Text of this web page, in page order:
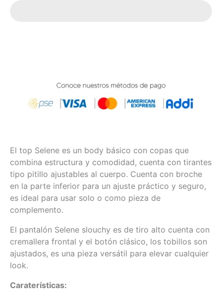
El top Selene es un body básico con copas que
combina estructura y comodidad, cuenta con tirantes
tipo pitillo ajustables al cuerpo. Cuenta con broche
en la parte inferior para un ajuste práctico y seguro,
es ideal para usar solo o como pieza de
complemento.
El pantalón Selene slouchy es de tiro alto cuenta con
cremallera frontal y el botón clásico, los tobillos son
ajustados, es una pieza versátil para elevar cualquier
look.
Caraterísticas: